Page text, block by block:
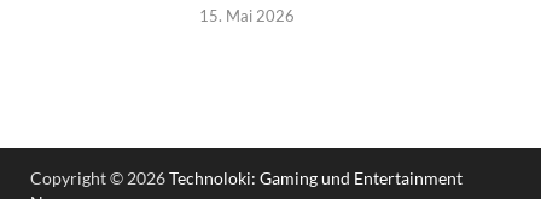
15. Mai 2026
Copyright © 2026Technoloki: Gaming und Entertainment